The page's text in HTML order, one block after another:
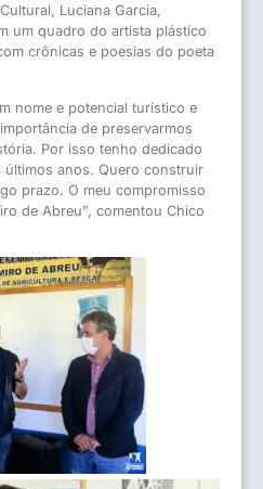
Luciana Garcia,
um quadro do artista plástico
crônicas e poesias do poeta
nome e potencial turístico e
de preservarmos
Por isso tenho dedicado
últimos anos. Quero construir
prazo. O meu compromisso
de Abreu”, comentou Chico